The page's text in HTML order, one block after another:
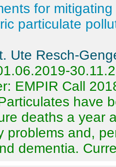
for
particulate
Ute Resch-
EMPIR Call
have
deaths a year
problems and,
dementia.